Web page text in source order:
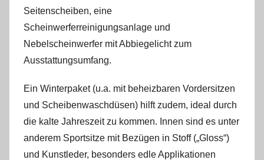
Seitenscheiben, eine
Scheinwerferreinigungsanlage und
Nebelscheinwerfer mit Abbiegelicht zum
Ausstattungsumfang.
Ein Winterpaket (u.a. mit beheizbaren Vordersitzen
und Scheibenwaschdüsen) hilft zudem, ideal durch
die kalte Jahreszeit zu kommen. Innen sind es unter
anderem Sportsitze mit Bezügen in Stoff („Gloss“)
und Kunstleder, besonders edle Applikationen